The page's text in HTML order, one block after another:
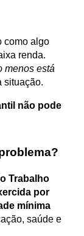
como algo
renda.
menos está
situação.
não pode
Trabalho
por
mínima
saúde e